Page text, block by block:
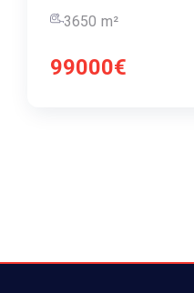
3650 m²
99000€